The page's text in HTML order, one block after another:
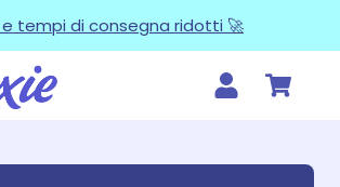
e tempi di consegna ridotti 🚀